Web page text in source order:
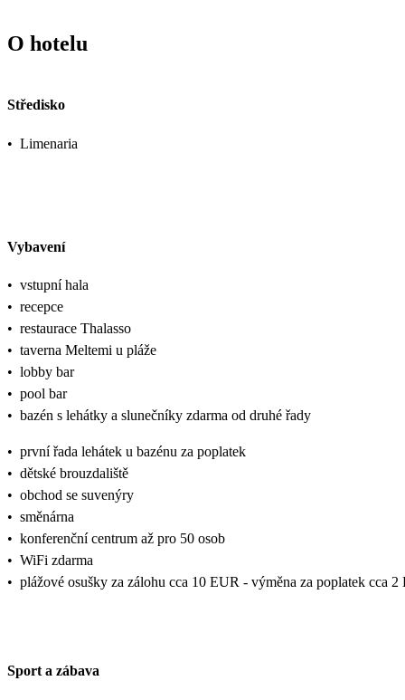
O hotelu
Středisko
• Limenaria
Vybavení
• vstupní hala
• recepce
• restaurace Thalasso
• taverna Meltemi u pláže
• lobby bar
• pool bar
• bazén s lehátky a slunečníky zdarma od druhé řady
• první řada lehátek u bazénu za poplatek
• dětské brouzdaliště
• obchod se suvenýry
• směnárna
• konferenční centrum až pro 50 osob
• WiFi zdarma
• plážové osušky za zálohu cca 10 EUR - výměna za poplatek cca 2
Sport a zábava